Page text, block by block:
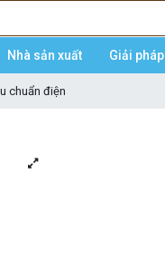
Nhà sản xuất Giải pháp
chuẩn điện